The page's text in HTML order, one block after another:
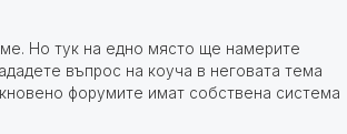
Но тук на едно място ще намерите
въпрос на коуча в неговата тема
форумите имат собствена система